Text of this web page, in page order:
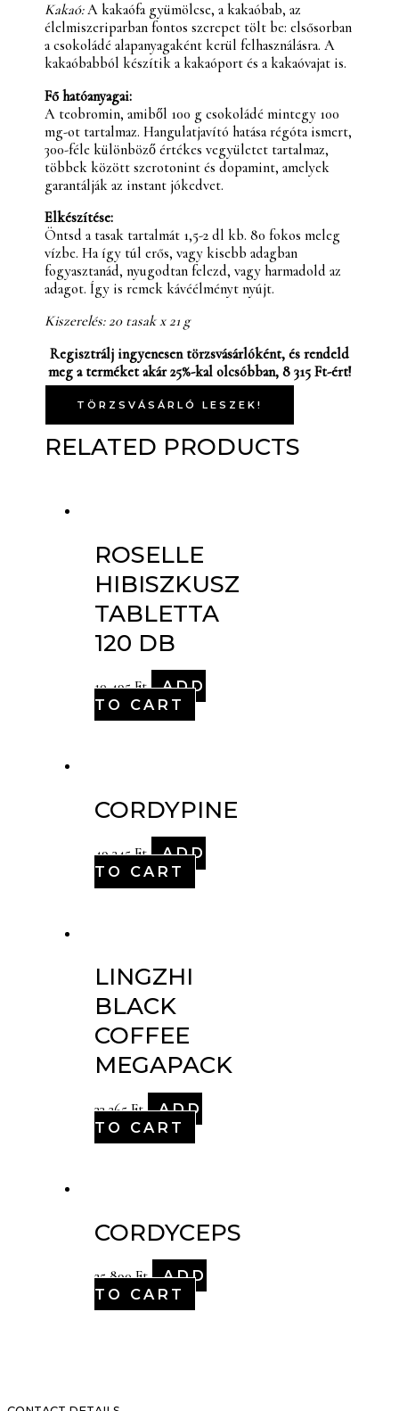
Kakaó:A kakaófa gyümölcse, a kakaóbab, az
élelmiszeriparban fontos szerepet tölt be: elsősorban
a csokoládé alapanyagaként kerül felhasználásra. A
kakaóbabból készítik a kakaóport és a kakaóvajat is.
Fő hatóanyagai:
A teobromin, amiből 100 g csokoládé mintegy 100
mg-ot tartalmaz. Hangulatjavító hatása régóta ismert,
300-féle különböző értékes vegyületet tartalmaz,
többek között szerotonint és dopamint, amelyek
garantálják az instant jókedvet.
Elkészítése:
Öntsd a tasak tartalmát 1,5-2 dl kb. 80 fokos meleg
vízbe. Ha így túl erős, vagy kisebb adagban
fogyasztanád, nyugodtan felezd, vagy harmadold az
adagot. Így is remek kávéélményt nyújt.
Kiszerelés: 20 tasak x 21 g
Regisztrálj ingyenesen törzsvásárlóként, és rendeld
meg a terméket akár 25%-kal olcsóbban, 8 315 Ft-ért!
TÖRZSVÁSÁRLÓ LESZEK!
RELATED PRODUCTS
ROSELLE
HIBISZKUSZ
TABLETTA
120 DB
10,495Ft
ADD
TO CART
CORDYPINE
49,345Ft
ADD
TO CART
LINGZHI
BLACK
COFFEE
MEGAPACK
33,265Ft
ADD
TO CART
CORDYCEPS
25,890Ft
ADD
TO CART